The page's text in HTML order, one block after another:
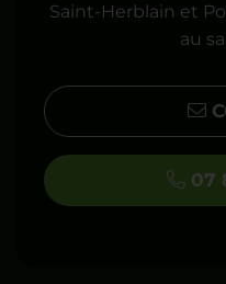
Saint-Herblain et
au
07